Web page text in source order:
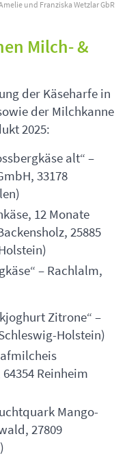
und Franziska Wetzlar GbR
Milch- &
der Käseharfe in
der Milchkanne
2025:
alt“ –
33178
12 Monate
25885
– Rachlalm,
Zitrone“ –
Holstein)
Reinheim
Mango-
27809